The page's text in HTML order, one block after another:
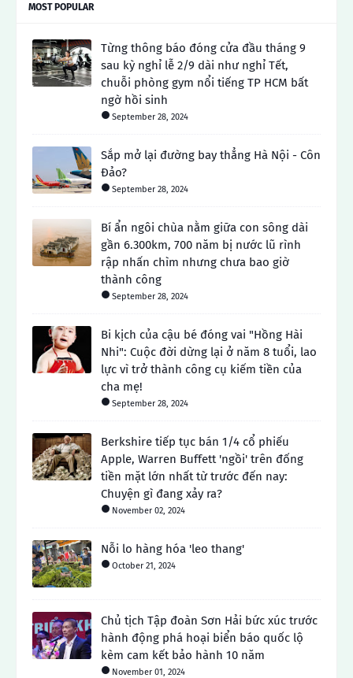
MOST POPULAR
Từng thông báo đóng cửa đầu tháng 9
sau kỳ nghỉ lễ 2/9 dài như nghỉ Tết,
chuỗi phòng gym nổi tiếng TP HCM bất
ngờ hồi sinh
September 28, 2024
Sắp mở lại đường bay thẳng Hà Nội - Côn
Đảo?
September 28, 2024
Bí ẩn ngôi chùa nằm giữa con sông dài
gần 6.300km, 700 năm bị nước lũ rình
rập nhấn chìm nhưng chưa bao giờ
thành công
September 28, 2024
Bi kịch của cậu bé đóng vai "Hồng Hài
Nhi": Cuộc đời dừng lại ở năm 8 tuổi, lao
lực vì trở thành công cụ kiếm tiền của
cha mẹ!
September 28, 2024
Berkshire tiếp tục bán 1/4 cổ phiếu
Apple, Warren Buffett 'ngồi' trên đống
tiền mặt lớn nhất từ ​​trước đến nay:
Chuyện gì đang xảy ra?
November 02, 2024
Nỗi lo hàng hóa 'leo thang'
October 21, 2024
Chủ tịch Tập đoàn Sơn Hải bức xúc trước
hành động phá hoại biển báo quốc lộ
kèm cam kết bảo hành 10 năm
November 01, 2024